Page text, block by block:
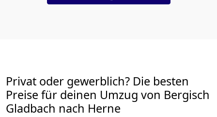
Privat oder gewerblich? Die besten
Preise für deinen Umzug von Bergisch
Gladbach nach Herne